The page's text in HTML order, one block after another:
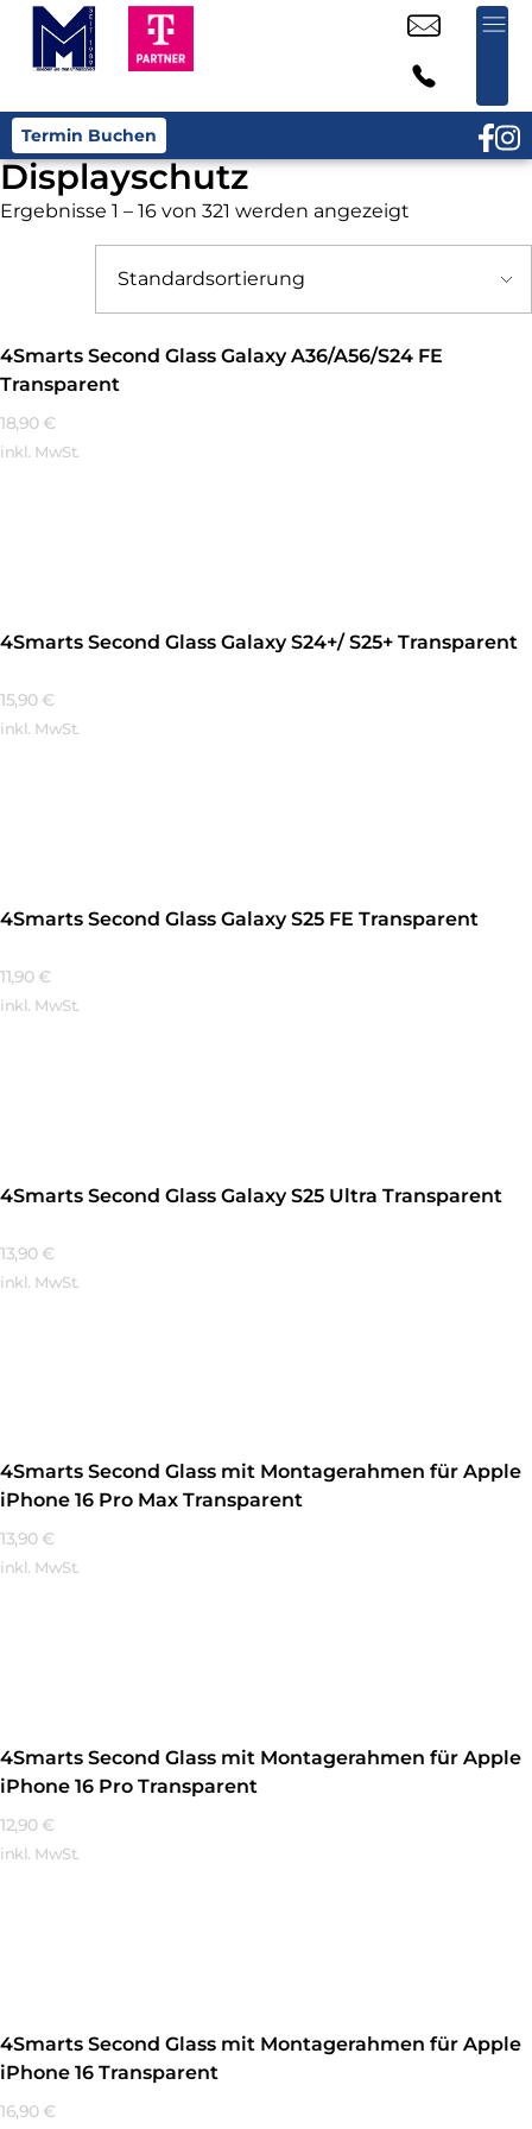
Termin Buchen
Displayschutz
Ergebnisse 1 – 16 von 321 werden angezeigt
4Smarts Second Glass Galaxy A36/A56/S24 FE
Transparent
18,90 €
inkl. MwSt.
4Smarts Second Glass Galaxy S24+/ S25+ Transparent
15,90 €
inkl. MwSt.
4Smarts Second Glass Galaxy S25 FE Transparent
11,90 €
inkl. MwSt.
4Smarts Second Glass Galaxy S25 Ultra Transparent
13,90 €
inkl. MwSt.
4Smarts Second Glass mit Montagerahmen für Apple
iPhone 16 Pro Max Transparent
13,90 €
inkl. MwSt.
4Smarts Second Glass mit Montagerahmen für Apple
iPhone 16 Pro Transparent
12,90 €
inkl. MwSt.
4Smarts Second Glass mit Montagerahmen für Apple
iPhone 16 Transparent
16,90 €